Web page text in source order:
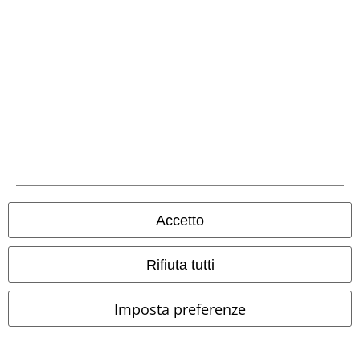
Accetto
Rifiuta tutti
Imposta preferenze